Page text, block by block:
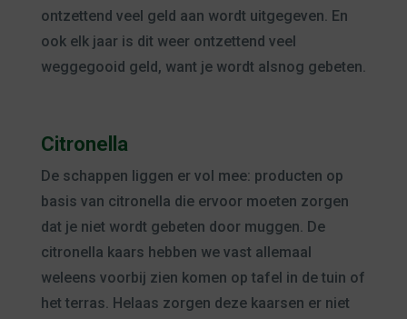
ontzettend veel geld aan wordt uitgegeven. En
ook elk jaar is dit weer ontzettend veel
weggegooid geld, want je wordt alsnog gebeten.
Citronella
De schappen liggen er vol mee: producten op
basis van citronella die ervoor moeten zorgen
dat je niet wordt gebeten door muggen. De
citronella kaars hebben we vast allemaal
weleens voorbij zien komen op tafel in de tuin of
het terras. Helaas zorgen deze kaarsen er niet